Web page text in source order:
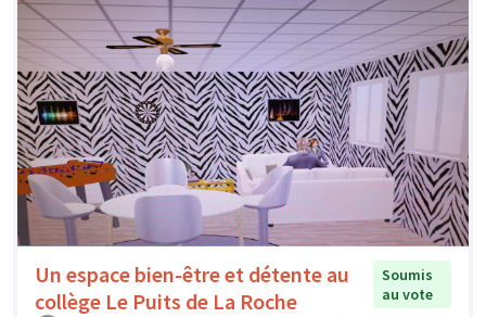
Un espace bien-être et détente au
collège Le Puits de La Roche
Soumis
au vote